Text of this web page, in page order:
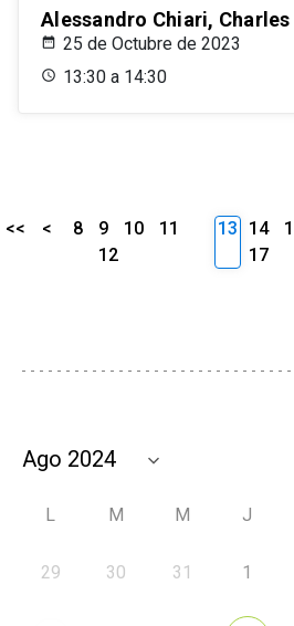
Alessandro Chiari,
25 de Octubre de 2023
13:30 a 14:30
<< < 8 9 10
11
12
13 14
17
L M M J
29 30 31 1